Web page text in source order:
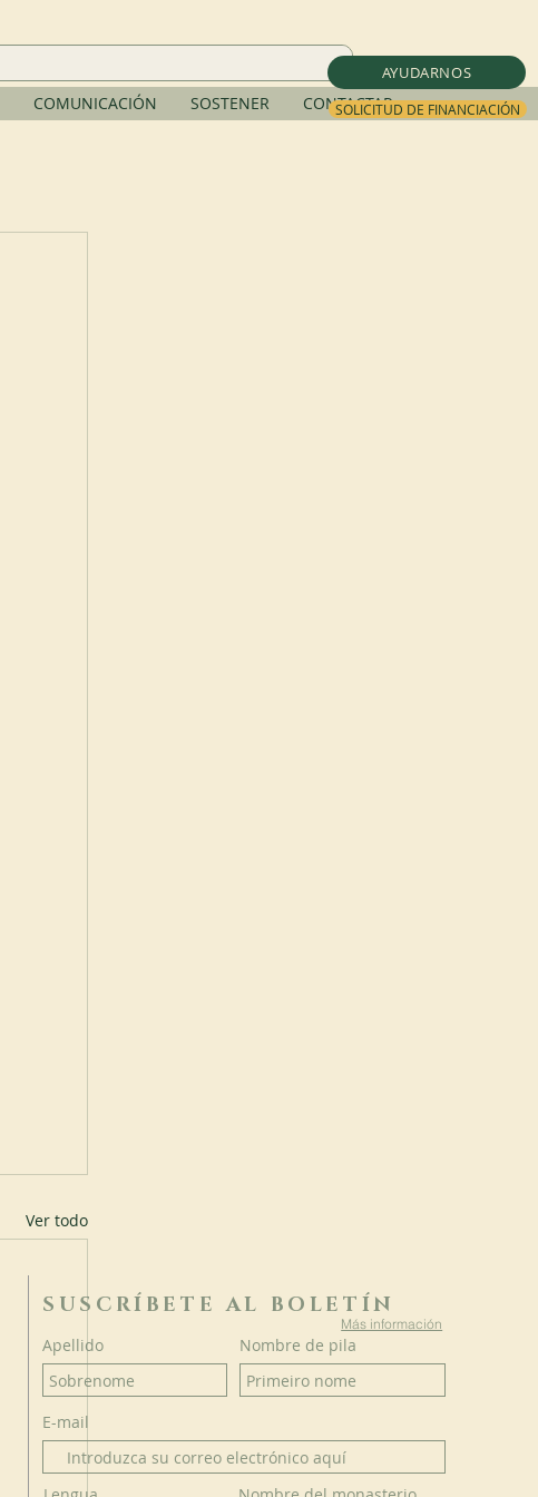
AYUDARNOS
SOLICITUD DE FINANCIACIÓN
COMUNICACIÓN SOSTENER CONTACTAR
Ver todo
SUSCRÍBETE AL BOLETÍN
Más información
Apellido Nombre de pila
E-mail